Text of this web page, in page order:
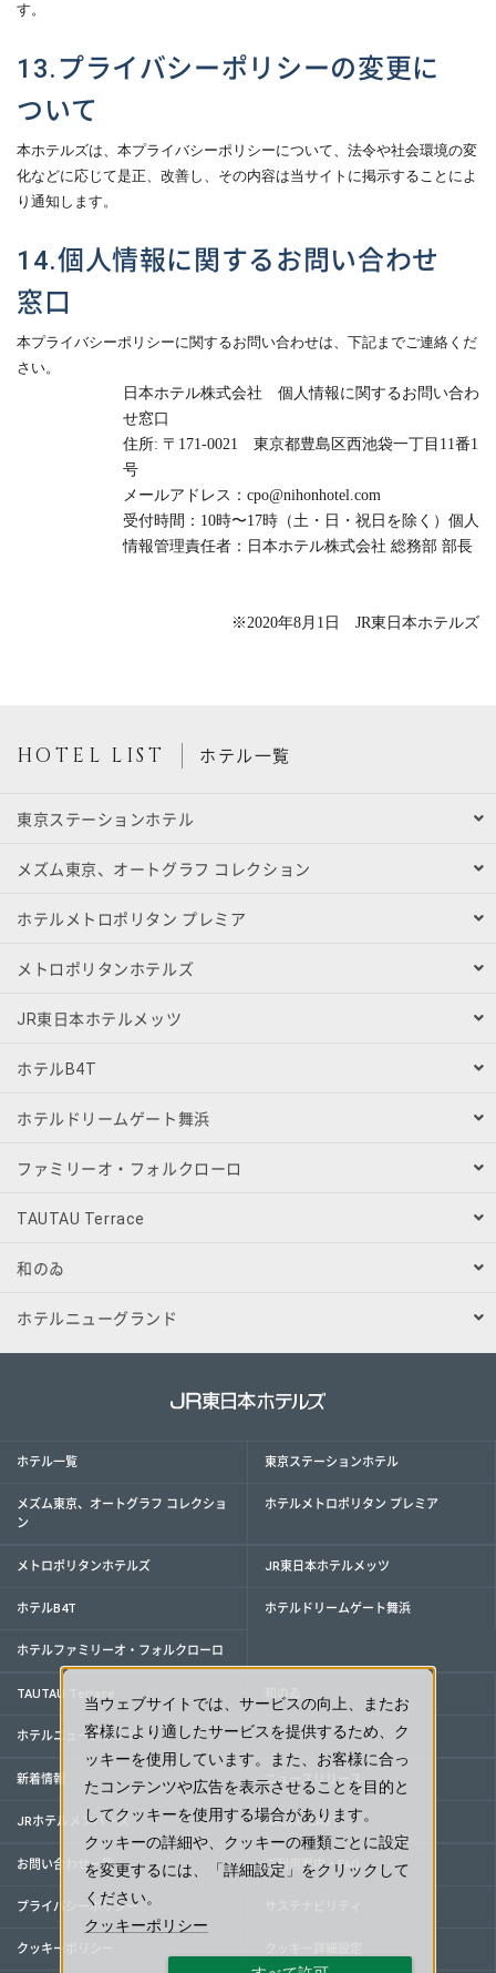
す。
13.プライバシーポリシーの変更に
ついて
本ホテルズは、本プライバシーポリシーについて、法令や社会環境の変
化などに応じて是正、改善し、その内容は当サイトに掲示することによ
り通知します。
14.個人情報に関するお問い合わせ
窓口
本プライバシーポリシーに関するお問い合わせは、下記までご連絡くだ
さい。
日本ホテル株式会社 個人情報に関するお問い合わ
せ窓口
住所: 〒 171-0021 東京都豊島区西池袋一丁目 11番1
号
メールアドレス： cpo@nihonhotel.com
受付時間： 10時〜17時（土・日・祝日を除く） 個人
情報管理責任者：日本ホテル株式会社 総務部 部長
※2020年8月1日 JR東日本ホテルズ
HOTEL LIST ホテル一覧
東京ステーションホテル
メズム東京、オートグラフ コレクション
ホテルメトロポリタン プレミア
メトロポリタンホテルズ
JR東日本ホテルメッツ
ホテルB4T
ホテルドリームゲート舞浜
ファミリーオ・フォルクローロ
TAUTAU Terrace
和のゐ
ホテルニューグランド
ホテル一覧 東京ステーションホテル
メズム東京、オートグラフ コレクショ
ン
ホテルメトロポリタン プレミア
メトロポリタンホテルズ JR東日本ホテルメッツ
ホテルB4T ホテルドリームゲート舞浜
ホテルファミリーオ・フォルクローロ
TAUTAU Terrace 和のゐ
ホテルニューグランド
新着情報 ニュースリリース
JRホテルメンバーズ ARUKU EAST
お問い合わせ一覧 ご利用案内・FAQ
プライバシーポリシー
クッキーポリシー
当ウェブサイトでは、サービスの向上、またお
客様により適したサービスを提供するため、ク
ッキーを使用しています。また、お客様に合っ
たコンテンツや広告を表示させることを目的と
してクッキーを使用する場合があります。
クッキーの詳細や、クッキーの種類ごとに設定
を変更するには、「詳細設定」をクリックして
ください。
クッキーポリシー